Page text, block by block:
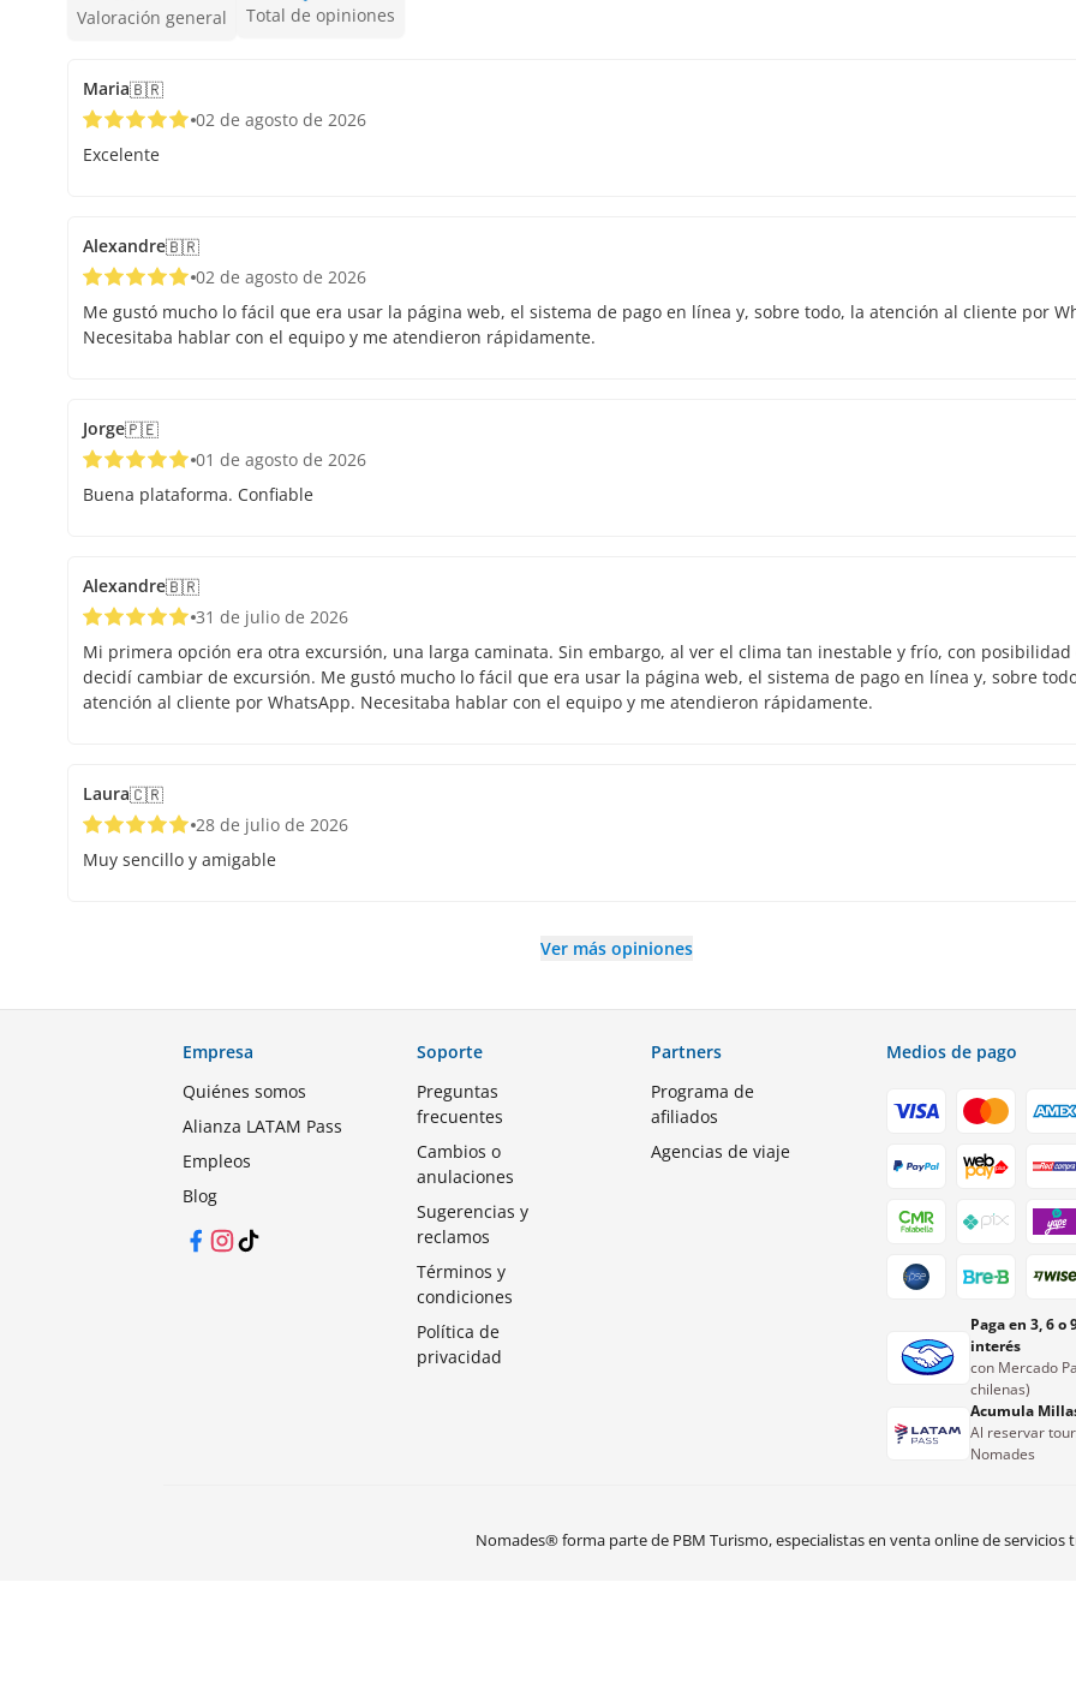
Valoración general Total de opiniones
Maria🇧🇷
02 de agosto de 2026
Excelente
Alexandre🇧🇷
02 de agosto de 2026
Me gustó mucho lo fácil que era usar la página web, el sistema de pago en línea y, sobre todo, la atención al cliente por
Necesitaba hablar con el equipo y me atendieron rápidamente.
Jorge🇵🇪
01 de agosto de 2026
Buena plataforma. Confiable
Alexandre🇧🇷
31 de julio de 2026
Mi primera opción era otra excursión, una larga caminata. Sin embargo, al ver el clima tan inestable y frío, con posibilidad
decidí cambiar de excursión. Me gustó mucho lo fácil que era usar la página web, el sistema de pago en línea y, sobre
atención al cliente por WhatsApp. Necesitaba hablar con el equipo y me atendieron rápidamente.
Laura🇨🇷
28 de julio de 2026
Muy sencillo y amigable
Ver más opiniones
Empresa
Quiénes somos
Alianza LATAM Pass
Empleos
Blog
Facebook
Instagram
TikTok
Soporte
Preguntas
frecuentes
Cambios o
anulaciones
Sugerencias y
reclamos
Términos y
condiciones
Política de
privacidad
Partners
Programa de
afiliados
Agencias de viaje
Medios de pago
Paga en 3, 6 o
interés
con Mercado
chilenas)
Acumula
Al reservar
Nomades
Nomades® forma parte de PBM Turismo, especialistas en venta online de servicios